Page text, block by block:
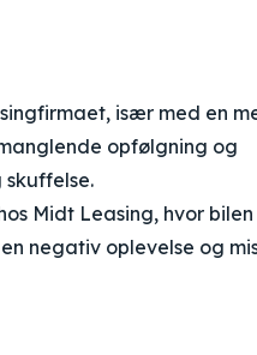
især med en
opfølgning og
Midt Leasing, hvor
negativ oplevelse og